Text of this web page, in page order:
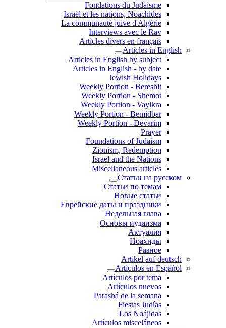
Fondations du Judaisme
Israël et les nations, Noachides
La communauté juive d'Algérie
Interviews avec le Rav
Articles divers en français
Articles in English
Articles in English by subject
Articles in English - by date
Jewish Holidays
Weekly Portion - Bereshit
Weekly Portion - Shemot
Weekly Portion - Vayikra
Weekly Portion - Bemidbar
Weekly Portion - Devarim
Prayer
Foundations of Judaism
Zionism, Redemption
Israel and the Nations
Miscellaneous articles
Статьи на русском
Статьи по темам
Новые статьи
Еврейские даты и праздники
Недельная глава
Основы иудаизма
Актуалия
Ноахиды
Разное
Artikel auf deutsch
Artículos en Español
Artículos por tema
Artículos nuevos
Parashá de la semana
Fiestas Judías
Los Noájidas
Artículos misceláneos